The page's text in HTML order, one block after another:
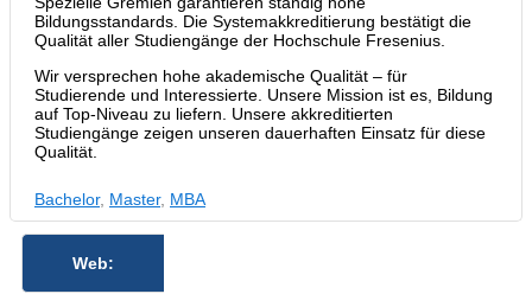
Bildungsstandards. Die Systemakkreditierung bestätigt die
Qualität aller Studiengänge der Hochschule Fresenius.
Wir versprechen hohe akademische Qualität – für
Studierende und Interessierte. Unsere Mission ist es, Bildung
auf Top-Niveau zu liefern. Unsere akkreditierten
Studiengänge zeigen unseren dauerhaften Einsatz für diese
Qualität.
Bachelor, Master, MBA
Web: